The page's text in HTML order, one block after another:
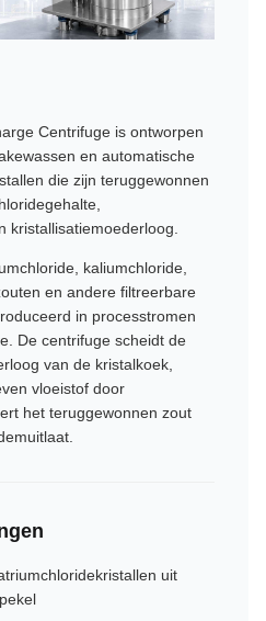
Centrifuge is ontworpen
en automatische
die zijn teruggewonnen
kristallisatiemoederloog.
kaliumchloride,
en andere filtreerbare
in processtromen
De centrifuge scheidt de
van de kristalkoek,
vloeistof door
het teruggewonnen zout
uit